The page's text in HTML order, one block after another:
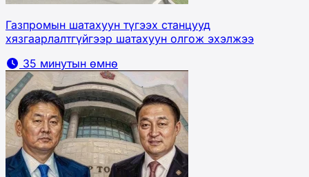
Газпромын шатахуун түгээх станцууд
хязгаарлалтгүйгээр шатахуун олгож эхэлжээ
35 минутын өмнө